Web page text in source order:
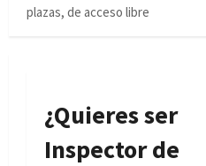
plazas, de acceso libre
¿Quieres ser
Inspector de